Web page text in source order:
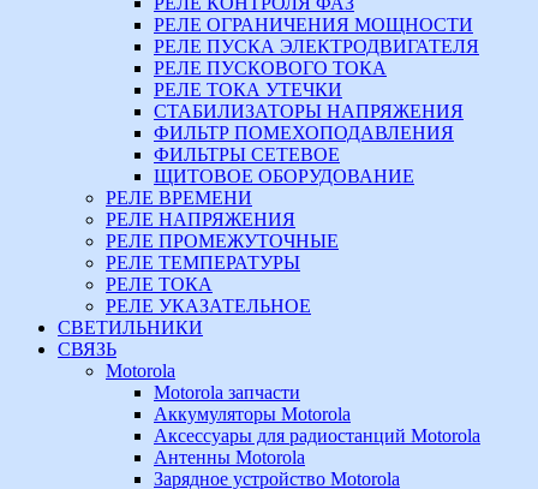
РЕЛЕ ОГРАНИЧЕНИЯ МОЩНОСТИ
РЕЛЕ ПУСКА ЭЛЕКТРОДВИГАТЕЛЯ
РЕЛЕ ПУСКОВОГО ТОКА
РЕЛЕ ТОКА УТЕЧКИ
СТАБИЛИЗАТОРЫ НАПРЯЖЕНИЯ
ФИЛЬТР ПОМЕХОПОДАВЛЕНИЯ
ФИЛЬТРЫ СЕТЕВОЕ
ЩИТОВОЕ ОБОРУДОВАНИЕ
РЕЛЕ ВРЕМЕНИ
РЕЛЕ НАПРЯЖЕНИЯ
РЕЛЕ ПРОМЕЖУТОЧНЫЕ
РЕЛЕ ТЕМПЕРАТУРЫ
РЕЛЕ ТОКА
РЕЛЕ УКАЗАТЕЛЬНОЕ
СВЕТИЛЬНИКИ
СВЯЗЬ
Motorola
Motorola запчасти
Аккумуляторы Motorola
Аксессуары для радиостанций Motorola
Антенны Motorola
Зарядное устройство Motorola